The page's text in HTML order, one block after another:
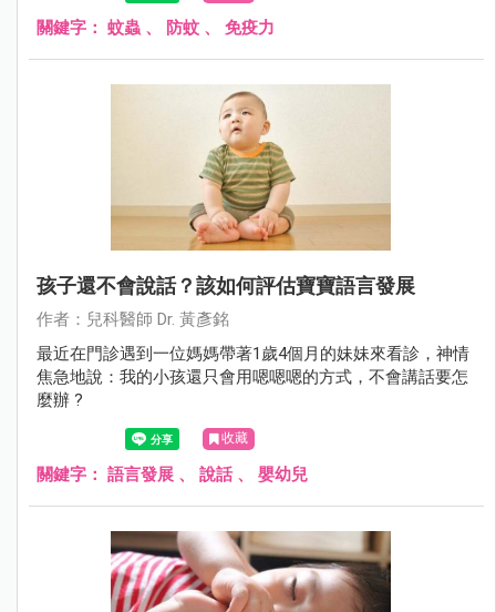
關鍵字： 蚊蟲 、 防蚊 、 免疫力
孩子還不會說話？該如何評估寶寶語言發展
作者：兒科醫師 Dr. 黃彥銘
最近在門診遇到一位媽媽帶著1歲4個月的妹妹來看診，神情
焦急地說：我的小孩還只會用嗯嗯嗯的方式，不會講話要怎
麼辦 ?
收藏
關鍵字： 語言發展 、 說話、 嬰幼兒